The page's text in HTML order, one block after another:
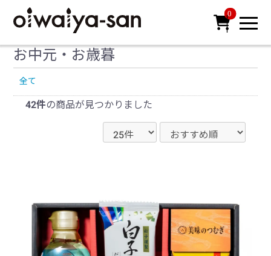

0
お中元・お歳暮
全て
42件の商品が見つかりました